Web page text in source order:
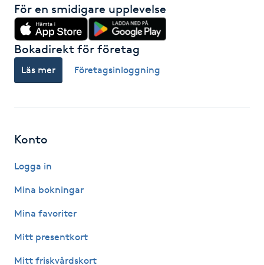
Manikyr & Pedikyr
Massage
Medium
Megavolymfransar
För en smidigare upplevelse
Bokadirekt för företag
Läs mer Företagsinloggning
Konto
Logga in
Mina bokningar
Mina favoriter
Mitt presentkort
Mitt friskvårdskort